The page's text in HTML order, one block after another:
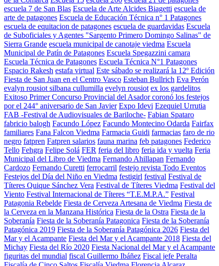
escuela 7 de San Blas Escuela de Arte Alcides Biagetti escuela de
arte de patagones Escuela de Educación Técnica n° 1 Patagones
escuela de equitacion de patagones escuela de guardavidas Escuela
de Suboficiales y Agentes "Sargento Primero Domingo Salinas" de
Sierra Grande escuela municipal de canotaje viedma Escuela
Municipal de Patín de Patagones Escuela Spegazzini camara
Escuela Técnica de Patagones Escuela Técnica N°1 Patagones
Espacio Rakesh estafa virtual Este sábado se realizará la 12º Edición
Fiesta de San Juan en el Centro Vasco Esteban Bullrich Eva Perón
evalyn rousiot silbana cullumilla evelyn rousiot ex los gardelitos
Exitoso Primer Concurso Provincial del Asador coronó los festejos
por el 244° aniversario de San Javier Expo Idevi Ezequiel Urrutia
FAB -Festival de Audiovisuales de Bariloche- Fabian Spataro
fabricio balogh Facundo López Facundo Montecino Odarda Fairfax
familiares Fana Falcon Viedma Farmacia Guidi farmacias faro de rio
negro fatpren Fatpren salarios fauna marina feb patagones Federico
Tello Fehgra Felipe Solá FER feria del libro feria ida y vuelta Feria
Municipal del Libro de Viedma Fernando Ahillapan Fernando
Cardozo Fernando Curetti ferrocarril festejo revista Todo Eventos
Festejos del Día del Niño en Viedma festigirl festival Festival de
Títeres Quique Sánchez Vera Festival de Títeres Viedma Festival del
Viento Festival Internacional de Títeres “T.E.M.P.A.” Festival
Patagonia Rebelde Fiesta de Cerveza Artesana de Viedma Fiesta de
la Cerveza en la Manzana Histórica Fiesta de la Ostra Fiesta de la
Soberanía Fiesta de la Soberanía Patagonica Fiesta de la Soberanía
Patagónica 2019 Fiesta de la Soberanía Patagónica 2026 Fiesta del
Mar y el Acampante Fiesta del Mar y el Acampante 2018 Fiesta del
Michay Fiesta del Río 2020 Fiesta Nacional del Mar y el Acampante
figuritas del mundial fiscal Guillermo Ibáñez Fiscal jefe Peralta